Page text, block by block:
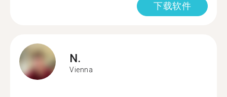
下载软件
N.
Vienna